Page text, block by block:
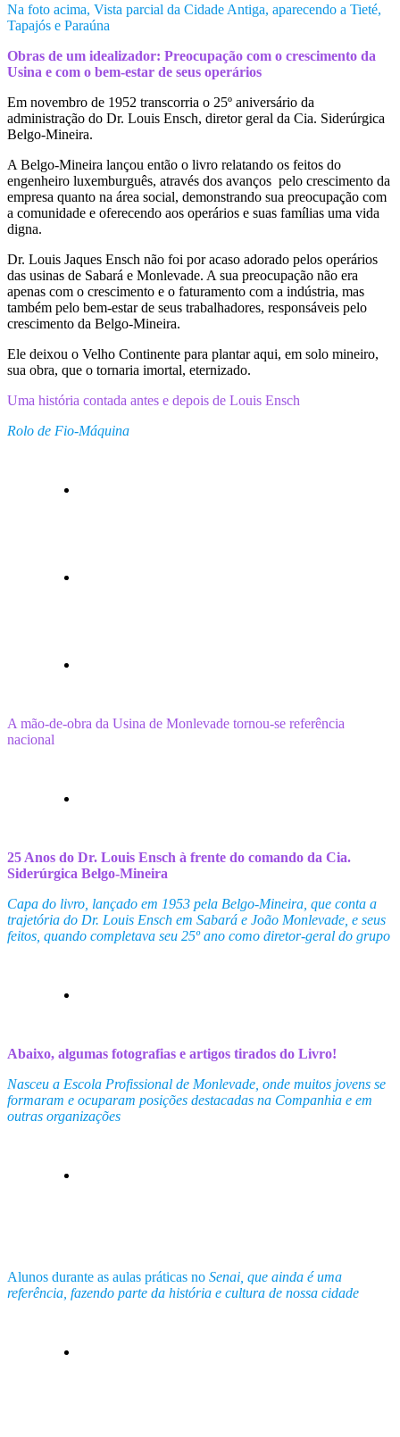
Na foto acima, Vista parcial da Cidade Antiga, aparecendo a Tieté,
Tapajós e Paraúna
Obras de um idealizador: Preocupação com o crescimento da
Usina e com o bem-estar de seus operários
Em novembro de 1952 transcorria o 25º aniversário da
administração do Dr. Louis Ensch, diretor geral da Cia. Siderúrgica
Belgo-Mineira.
A Belgo-Mineira lançou então o livro relatando os feitos do
engenheiro luxemburguês, através dos avanços pelo crescimento da
empresa quanto na área social, demonstrando sua preocupação com
a comunidade e oferecendo aos operários e suas famílias uma vida
digna.
Dr. Louis Jaques Ensch não foi por acaso adorado pelos operários
das usinas de Sabará e Monlevade. A sua preocupação não era
apenas com o crescimento e o faturamento com a indústria, mas
também pelo bem-estar de seus trabalhadores, responsáveis pelo
crescimento da Belgo-Mineira.
Ele deixou o Velho Continente para plantar aqui, em solo mineiro,
sua obra, que o tornaria imortal, eternizado.
Uma história contada antes e depois de Louis Ensch
Rolo de Fio-Máquina
A mão-de-obra da Usina de Monlevade tornou-se referência
nacional
25 Anos do Dr. Louis Ensch à frente do comando da Cia.
Siderúrgica Belgo-Mineira
Capa do livro, lançado em 1953 pela Belgo-Mineira, que conta a
trajetória do Dr. Louis Ensch em Sabará e João Monlevade, e seus
feitos, quando completava seu 25º ano como diretor-geral do grupo
Abaixo, algumas fotografias e artigos tirados do Livro!
Nasceu a Escola Profissional de Monlevade, onde muitos jovens se
formaram e ocuparam posições destacadas na Companhia e em
outras organizações
Alunos durante as aulas práticas no Senai, que ainda é uma
referência, fazendo parte da história e cultura de nossa cidade